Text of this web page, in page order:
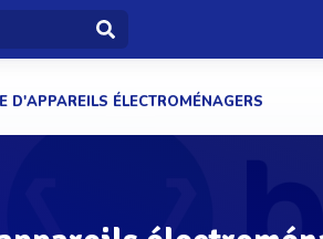
D'APPAREILS ÉLECTROMÉNAGERS